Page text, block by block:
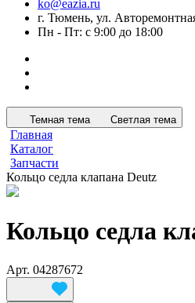
ko@eazia.ru
г. Тюмень, ул.
Пн - Пт: с 9:00 до 18:00
Темная тема Светлая тема
Главная
Каталог
Запчасти
Кольцо седла клапана Deutz
Кольцо седла
Арт. 04287672